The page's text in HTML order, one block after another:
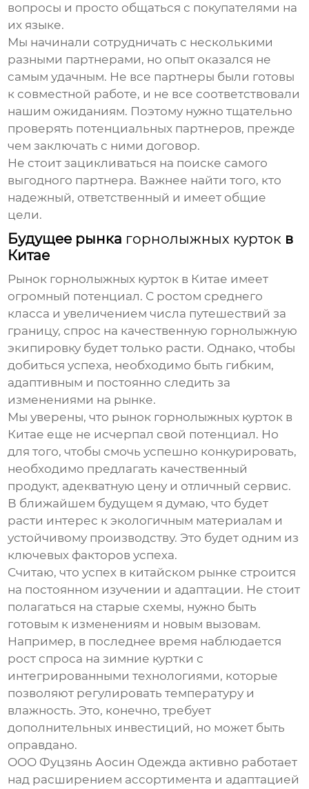
вопросы и просто общаться с покупателями на
их языке.
Мы начинали сотрудничать с несколькими
разными партнерами, но опыт оказался не
самым удачным. Не все партнеры были готовы
к совместной работе, и не все соответствовали
нашим ожиданиям. Поэтому нужно тщательно
проверять потенциальных партнеров, прежде
чем заключать с ними договор.
Не стоит зацикливаться на поиске самого
выгодного партнера. Важнее найти того, кто
надежный, ответственный и имеет общие
цели.
Будущее рынка горнолыжных курток в
Китае
Рынок горнолыжных курток в Китае имеет
огромный потенциал. С ростом среднего
класса и увеличением числа путешествий за
границу, спрос на качественную горнолыжную
экипировку будет только расти. Однако, чтобы
добиться успеха, необходимо быть гибким,
адаптивным и постоянно следить за
изменениями на рынке.
Мы уверены, что рынок горнолыжных курток в
Китае еще не исчерпал свой потенциал. Но
для того, чтобы смочь успешно конкурировать,
необходимо предлагать качественный
продукт, адекватную цену и отличный сервис.
В ближайшем будущем я думаю, что будет
расти интерес к экологичным материалам и
устойчивому производству. Это будет одним из
ключевых факторов успеха.
Считаю, что успех в китайском рынке строится
на постоянном изучении и адаптации. Не стоит
полагаться на старые схемы, нужно быть
готовым к изменениям и новым вызовам.
Например, в последнее время наблюдается
рост спроса назимние куртки с
интегрированными технологиями, которые
позволяют регулировать температуру и
влажность. Это, конечно, требует
дополнительных инвестиций, но может быть
оправдано.
ООО Фуцзянь Аосин Одежда активно работает
над расширением ассортимента и адаптацией